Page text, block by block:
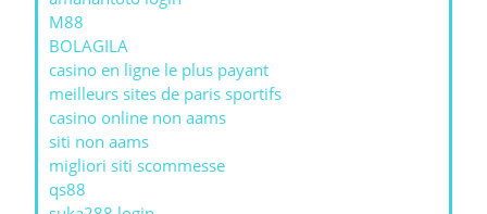
M88
BOLAGILA
casino en ligne le plus payant
meilleurs sites de paris sportifs
casino online non aams
siti non aams
migliori siti scommesse
qs88